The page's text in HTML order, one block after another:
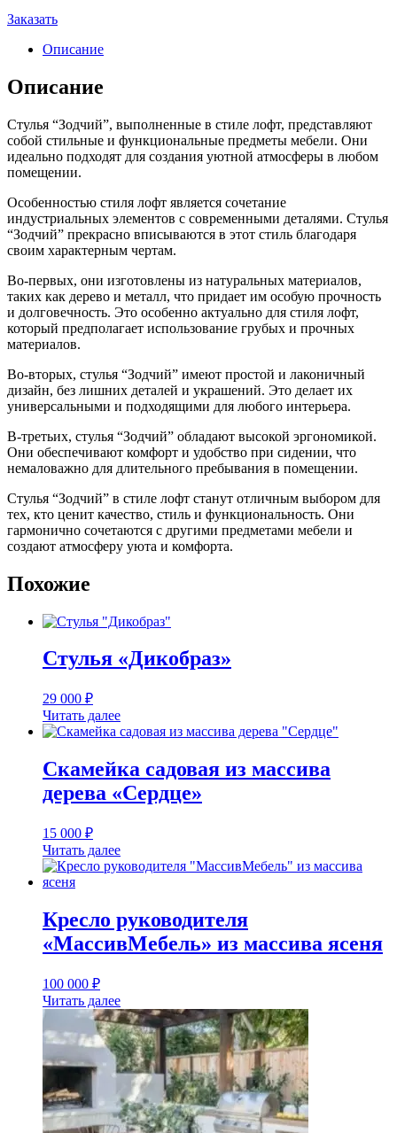
Заказать
Описание
Описание
Стулья “Зодчий”, выполненные в стиле лофт, представляют
собой стильные и функциональные предметы мебели. Они
идеально подходят для создания уютной атмосферы в любом
помещении.
Особенностью стиля лофт является сочетание
индустриальных элементов с современными деталями. Стулья
“Зодчий” прекрасно вписываются в этот стиль благодаря
своим характерным чертам.
Во-первых, они изготовлены из натуральных материалов,
таких как дерево и металл, что придает им особую прочность
и долговечность. Это особенно актуально для стиля лофт,
который предполагает использование грубых и прочных
материалов.
Во-вторых, стулья “Зодчий” имеют простой и лаконичный
дизайн, без лишних деталей и украшений. Это делает их
универсальными и подходящими для любого интерьера.
В-третьих, стулья “Зодчий” обладают высокой эргономикой.
Они обеспечивают комфорт и удобство при сидении, что
немаловажно для длительного пребывания в помещении.
Стулья “Зодчий” в стиле лофт станут отличным выбором для
тех, кто ценит качество, стиль и функциональность. Они
гармонично сочетаются с другими предметами мебели и
создают атмосферу уюта и комфорта.
Похожие
Стулья «Дикобраз»
29 000 ₽
Читать далее
Скамейка садовая из массива
дерева «Сердце»
15 000 ₽
Читать далее
Кресло руководителя
«МассивМебель» из массива ясеня
100 000 ₽
Читать далее